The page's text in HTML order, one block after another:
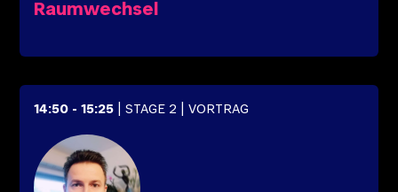
Raumwechsel
14:50 -15:25 | STAGE 2 | VORTRAG